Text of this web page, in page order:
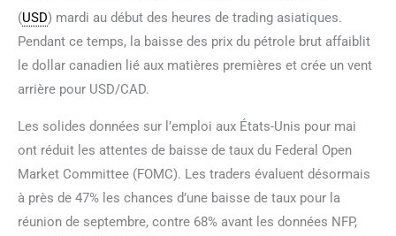
(USD) mardi au début des heures de trading asiatiques.
Pendant ce temps, la baisse des prix du pétrole brut affaiblit
le dollar canadien lié aux matières premières et crée un vent
arrière pour USD/CAD.
Les solides données sur l’emploi aux États-Unis pour mai
ont réduit les attentes de baisse de taux du Federal Open
Market Committee (FOMC). Les traders évaluent désormais
à près de 47% les chances d’une baisse de taux pour la
réunion de septembre, contre 68% avant les données NFP,